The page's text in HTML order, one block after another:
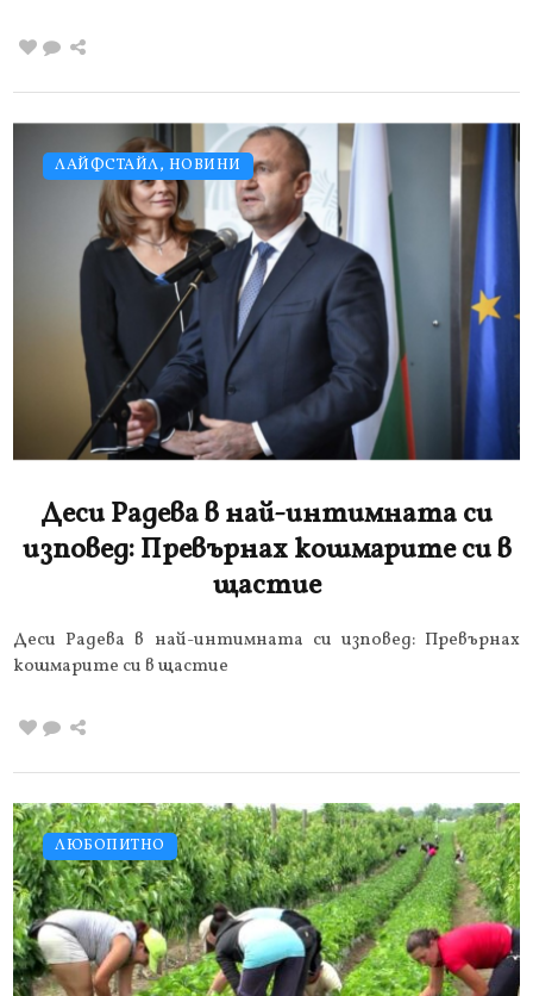
ЛАЙФСТАЙЛ, НОВИНИ
Деси Радева в най-интимната си
изповед: Превърнах кошмарите си в
щастие
Деси Радева в най-интимната си изповед: Превърнах
кошмарите си в щастие
ЛЮБОПИТНО